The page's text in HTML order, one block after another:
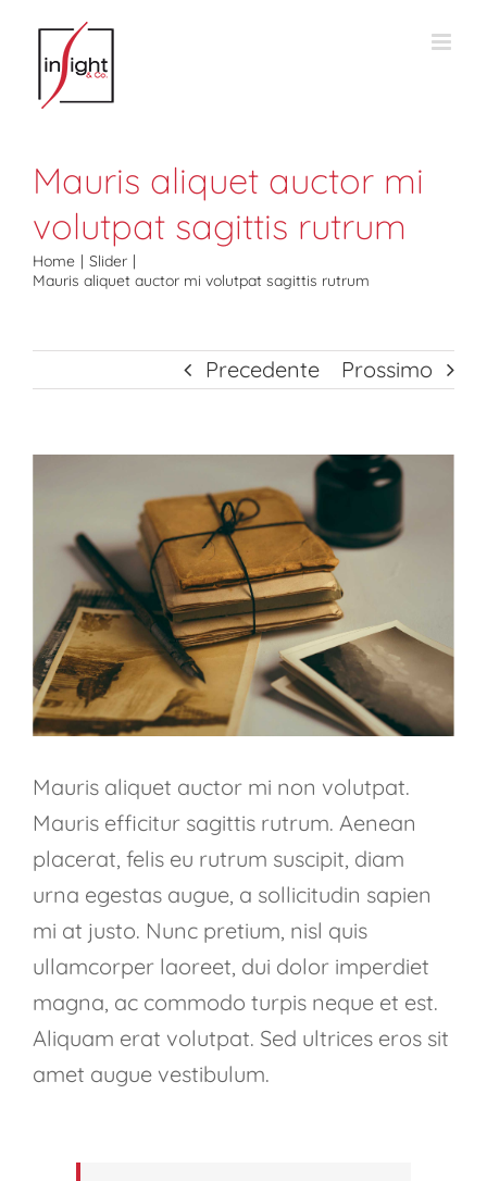
contenuto
Mauris aliquet auctor mi
volutpat sagittis rutrum
Home
Slider
Mauris aliquet auctor mi volutpat sagittis rutrum
Precedente Prossimo
Mauris aliquet auctor mi non volutpat.
Mauris efficitur sagittis rutrum. Aenean
placerat, felis eu rutrum suscipit, diam
urna egestas augue, a sollicitudin sapien
mi at justo. Nunc pretium, nisl quis
ullamcorper laoreet, dui dolor imperdiet
magna, ac commodo turpis neque et est.
Aliquam erat volutpat. Sed ultrices eros sit
amet augue vestibulum.